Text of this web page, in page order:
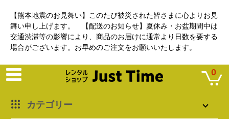
【熊本地震のお見舞い】このたび被災された皆さまに心よりお見
舞い申し上げます。 【配送のお知らせ】夏休み・お盆期間中は
交通渋滞等の影響により、商品のお届けに通常より日数を要する
場合がございます。お早めのご注文をお願いいたします。
カテゴリー
0